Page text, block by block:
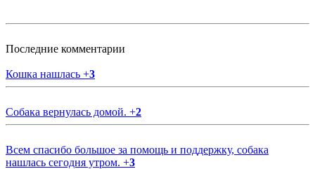
Последние комментарии
Кошка нашлась +3
Собака вернулась домой. +2
Всем спасибо большое за помощь и поддержку, собака
нашлась сегодня утром. +3